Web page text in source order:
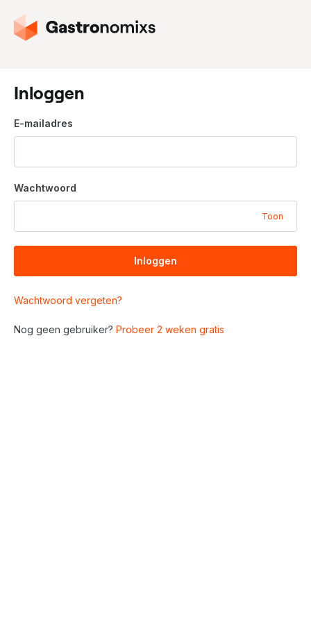
G
a
a
r
d
e
o
m
e
a
g
n
a
Inloggen
E-mailadres
Wachtwoord
Toon
Inloggen
Wachtwoord vergeten?
Nog geen gebruiker? Probeer 2 weken gratis